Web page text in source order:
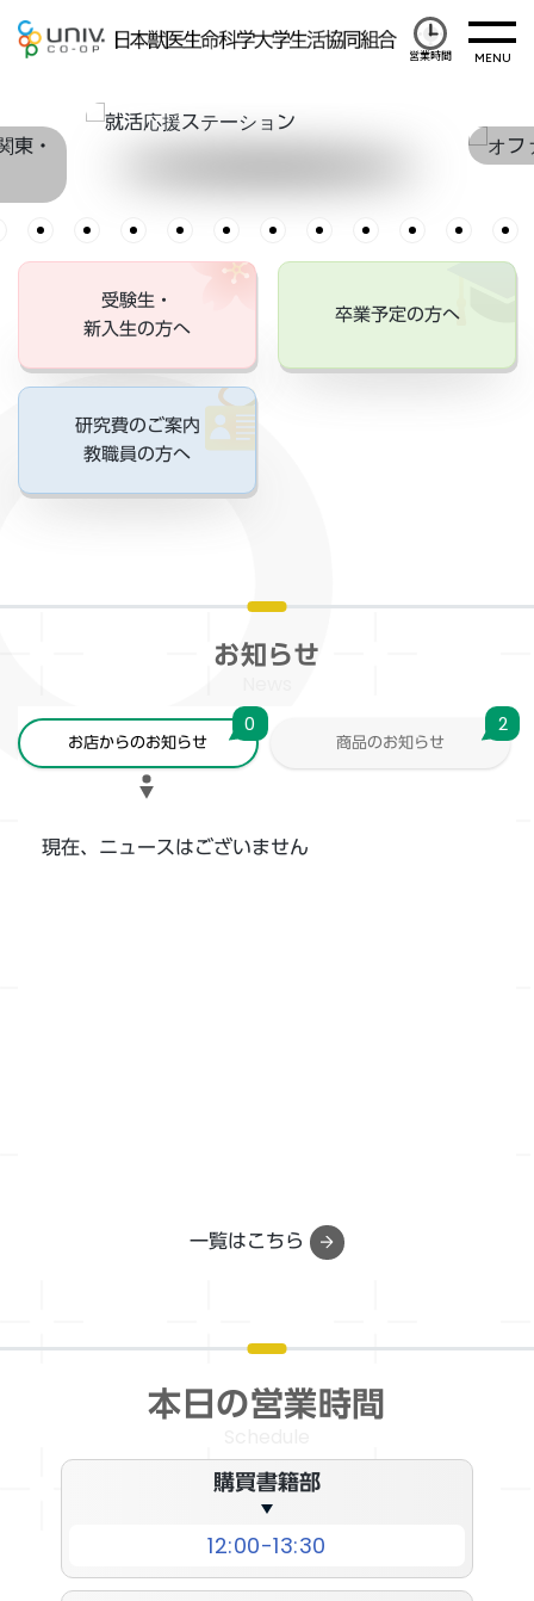
営業時間
受験生・
新入生の方へ
卒業予定の方へ
研究費のご案内
教職員の方へ
お知らせ
お店からのお知らせ
0
商品のお知らせ
2
現在、ニュースはございません
一覧はこちら
本日の営業時間
購買書籍部
12:00-13:30